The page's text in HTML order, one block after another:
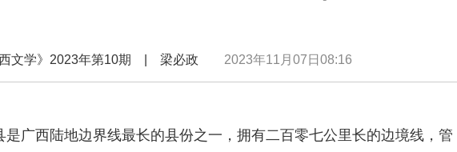
西文学》2023年第10期 | 梁必政 2023年11月07日08:16
是广西陆地边界线最长的县份之一，拥有二百零七公里长的边境线，管